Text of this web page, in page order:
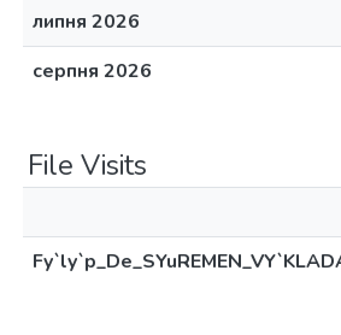
липня 2026
серпня 2026
File Visits